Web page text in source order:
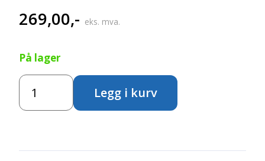
269,00,- eks. mva.
På lager
Ryggsekk
stk
Legg i kurv